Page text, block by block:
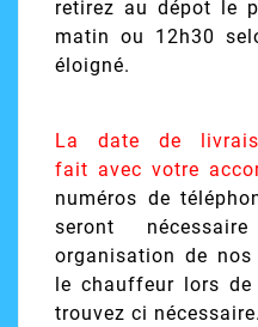
retirez au dépot le
matin ou 12h30
éloigné.
La date de
fait avec votre
numéros de
seront
organisation de
le chauffeur lors
trouvez ci nécessaire.